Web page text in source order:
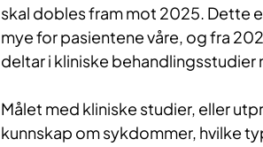
skal dobles fram mot 2025. Dette
mye for pasientene våre, og fra
deltar i kliniske behandlingsstudier
Målet med kliniske studier, eller
kunnskap om sykdommer, hvilke